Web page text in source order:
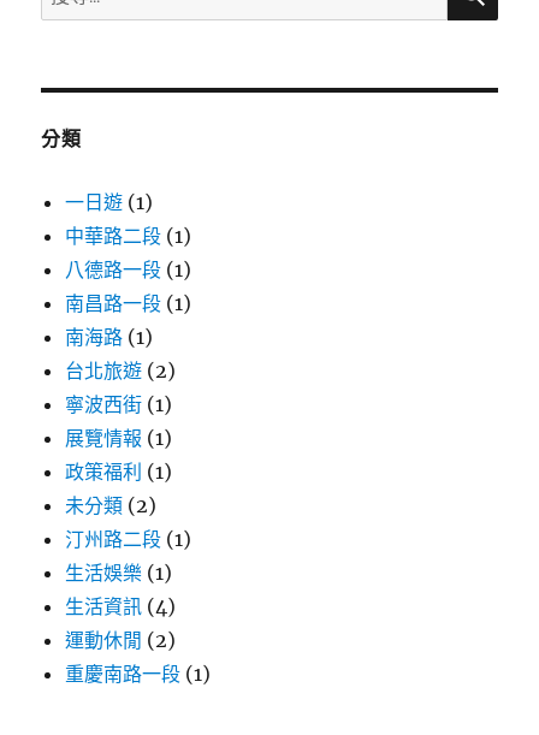
尋
鍵
分類
一日遊 (1)
中華路二段 (1)
八德路一段 (1)
南昌路一段 (1)
南海路 (1)
台北旅遊 (2)
寧波西街 (1)
展覽情報 (1)
政策福利 (1)
未分類 (2)
汀州路二段 (1)
生活娛樂 (1)
生活資訊 (4)
運動休閒 (2)
重慶南路一段 (1)